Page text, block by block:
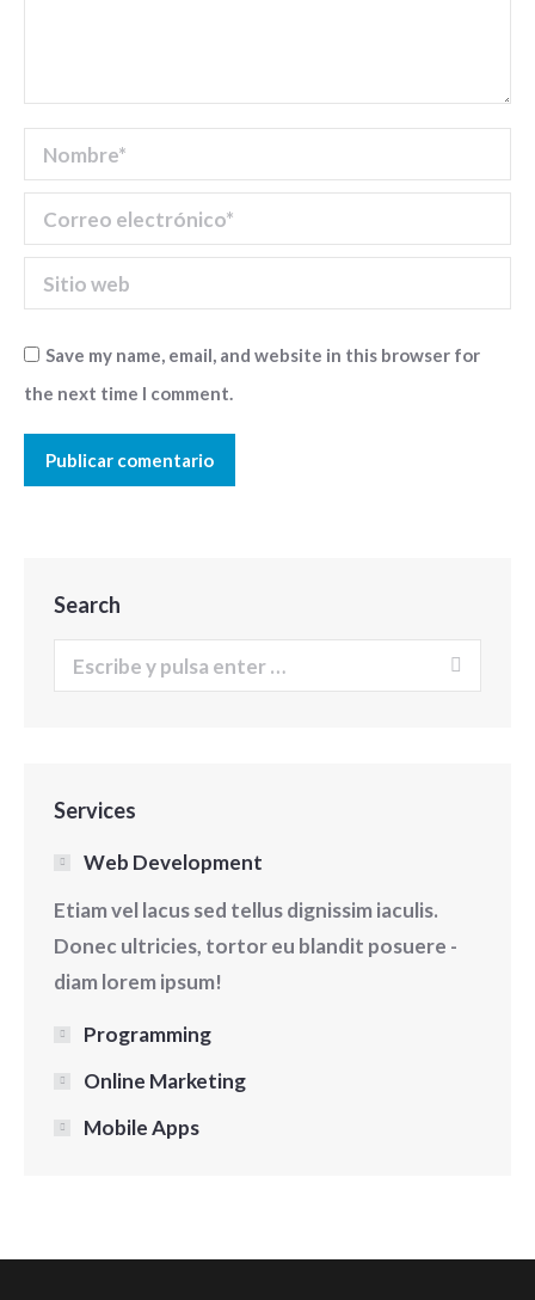
Nombre *
Correo electrónico *
Sitio web
Save my name, email, and website in this browser for
the next time I comment.
Publicar comentario
Search
Buscar:
Services
Web Development
Etiam vel lacus sed tellus dignissim iaculis.
Donec ultricies, tortor eu blandit posuere -
diam lorem ipsum!
Programming
Online Marketing
Mobile Apps